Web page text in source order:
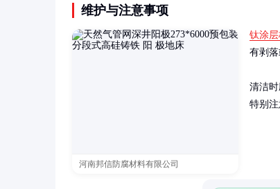
维护与注意事项
河南邦信防腐材料有限公司
钛涂层
有剥
清洁
特别注